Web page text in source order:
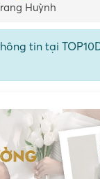
Huỳnh
tin tại